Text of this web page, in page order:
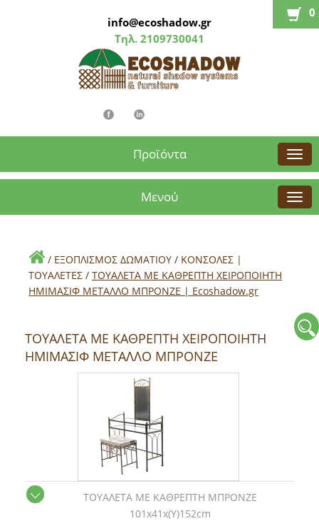
info@ecoshadow.gr
Τηλ. 2109730041
0
Προϊόντα
Μενού
/ ΕΞΟΠΛΙΣΜΟΣ ΔΩΜΑΤΙΟΥ / ΚΟΝΣΟΛΕΣ |
ΤΟΥΑΛΕΤΕΣ / ΤΟΥΑΛΕΤΑ ΜΕ ΚΑΘΡΕΠΤΗ ΧΕΙΡΟΠΟΙΗΤΗ
ΗΜΙΜΑΣΙΦ ΜΕΤΑΛΛΟ ΜΠΡΟΝΖΕ | Εcoshadow.gr
ΤΟΥΑΛΕΤΑ ΜΕ ΚΑΘΡΕΠΤΗ ΧΕΙΡΟΠΟΙΗΤΗ
ΗΜΙΜΑΣΙΦ ΜΕΤΑΛΛΟ ΜΠΡΟΝΖΕ
ΤΟΥΑΛΕΤΑ ΜΕ ΚΑΘΡΕΠΤΗ ΜΠΡΟΝΖΕ
101x41x(Y)152cm